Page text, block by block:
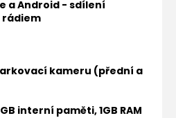
a Android - sdílení
rádiem
parkovací kameru (přední a
interní paměti, 1GB RAM